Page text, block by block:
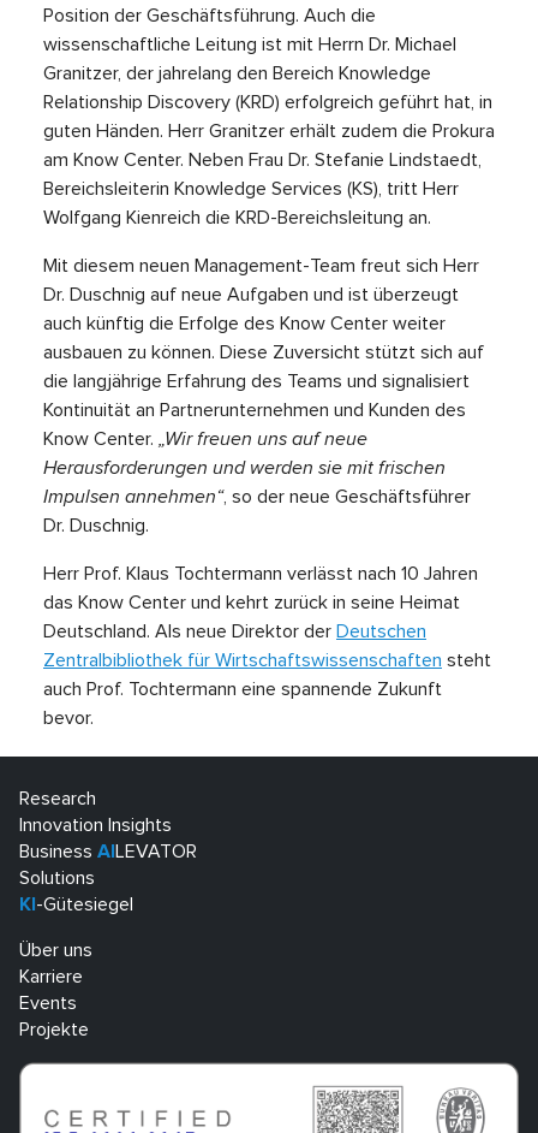
Position der Geschäftsführung. Auch die
wissenschaftliche Leitung ist mit Herrn Dr. Michael
Granitzer, der jahrelang den Bereich Knowledge
Relationship Discovery (KRD) erfolgreich geführt hat, in
guten Händen. Herr Granitzer erhält zudem die Prokura
am Know Center. Neben Frau Dr. Stefanie Lindstaedt,
Bereichsleiterin Knowledge Services (KS), tritt Herr
Wolfgang Kienreich die KRD-Bereichsleitung an.
Mit diesem neuen Management-Team freut sich Herr
Dr. Duschnig auf neue Aufgaben und ist überzeugt
auch künftig die Erfolge des Know Center weiter
ausbauen zu können. Diese Zuversicht stützt sich auf
die langjährige Erfahrung des Teams und signalisiert
Kontinuität an Partnerunternehmen und Kunden des
Know Center.
„Wir freuen uns auf neue
Herausforderungen und werden sie mit frischen
Impulsen annehmen“, so der neue Geschäftsführer
Dr. Duschnig.
Herr Prof. Klaus Tochtermann verlässt nach 10 Jahren
das Know Center und kehrt zurück in seine Heimat
Deutschland. Als neue Direktor der Deutschen
Zentralbibliothek für Wirtschaftswissenschaften steht
auch Prof. Tochtermann eine spannende Zukunft
bevor.
Research
Innovation Insights
Business AI LEVATOR
Solutions
KI -Gütesiegel
Über uns
Karriere
Events
Projekte